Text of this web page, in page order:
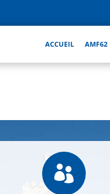
ACCUEIL AMF62
